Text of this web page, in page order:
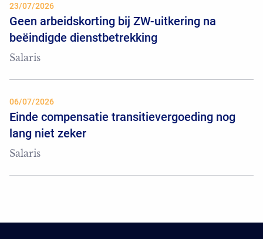
23/07/2026
Geen arbeidskorting bij ZW-uitkering na
beëindigde dienstbetrekking
Salaris
06/07/2026
Einde compensatie transitievergoeding nog
lang niet zeker
Salaris